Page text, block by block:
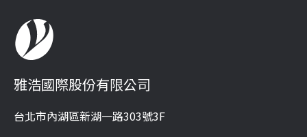
雅浩國際股份有限公司
台北市內湖區新湖一路303號3F